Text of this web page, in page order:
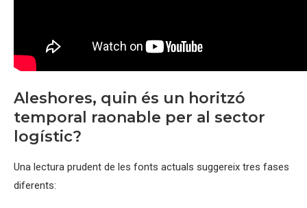
Aleshores, quin és un horitzó
temporal raonable per al sector
logístic?
Una lectura prudent de les fonts actuals suggereix tres fases
diferents: